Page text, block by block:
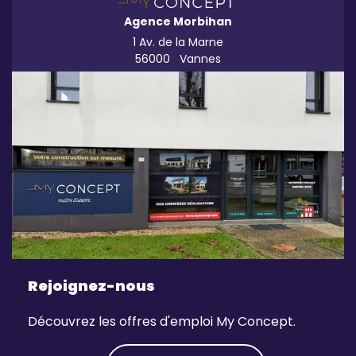
Agence Morbihan
1 Av. de la Marne
56000
Vannes
Rejoignez-nous
Découvrez les offres d'emploi My Concept.